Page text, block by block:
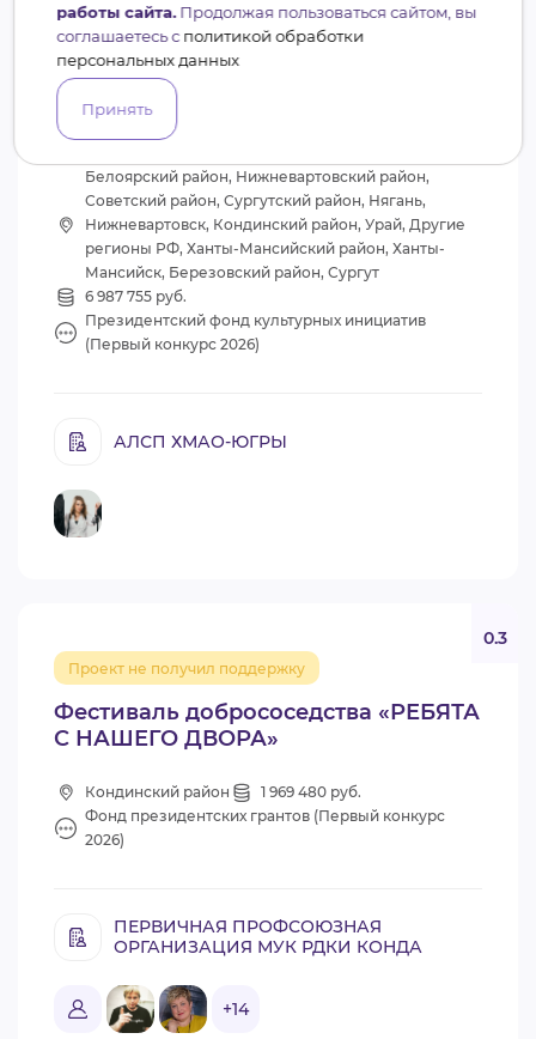
Креатив-ПРОФИ: Школа
комплексных компетенций
креативного кластера
Проект не получил поддержку
Белоярский район, Нижневартовский район,
Советский район, Сургутский район, Нягань,
Нижневартовск, Кондинский район, Урай, Другие
регионы РФ, Ханты-Мансийский район, Ханты-
Мансийск, Березовский район, Сургут
6 987 755 руб.
Президентский фонд культурных инициатив
(Первый конкурс 2026)
АЛСП ХМАО-ЮГРЫ
Фестиваль добрососедства «РЕБЯТА
С НАШЕГО ДВОРА»
Проект не получил поддержку
0.3
Кондинский район
1 969 480 руб.
Фонд президентских грантов (Первый конкурс
2026)
ПЕРВИЧНАЯ ПРОФСОЮЗНАЯ
ОРГАНИЗАЦИЯ МУК РДКИ КОНДА
+14
работы сайта.Продолжая пользоваться сайтом, вы
соглашаетесь сполитикой обработки
персональных данных
Принять